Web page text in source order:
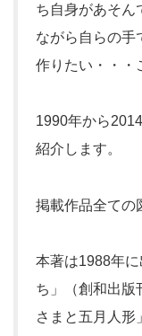
ち自身があそん
ながら自らの手
作りたい・・・
1990年から
紹介します。
掲載作品全ての
本著は1988年
ち」（創和出版
さまと五月人形